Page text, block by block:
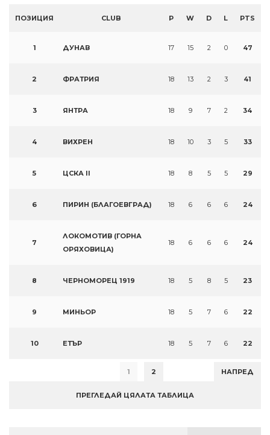
ПОЗИЦИЯ CLUB P W D L PTS
1 ДУНАВ 17 15 2 0 47
2 ФРАТРИЯ 18 13 2 3 41
3 ЯНТРА 18 9 7 2 34
4 ВИХРЕН 18 10 3 5 33
5 ЦСКА II 18 8 5 5 29
6 ПИРИН (БЛАГОЕВГРАД) 18 6 6 6 24
7
ЛОКОМОТИВ (ГОРНА
ОРЯХОВИЦА)
18 6 6 6 24
8 ЧЕРНОМОРЕЦ 1919 18 5 8 5 23
9 МИНЬОР 18 5 7 6 22
10 ЕТЪР 18 5 7 6 22
1 2 НАПРЕД
ПРЕГЛЕДАЙ ЦЯЛАТА ТАБЛИЦА